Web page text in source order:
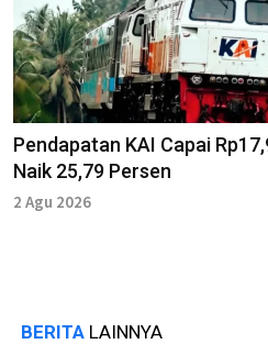
Pendapatan KAI Capai
Naik 25,79 Persen
2 Agu 2026
BERITA LAINNYA